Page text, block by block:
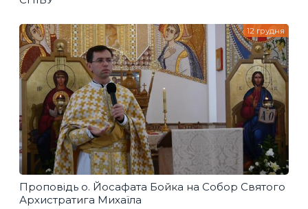
Проповідь о. Йосафата Бойка на Собор Святого
Архистратига Михаїла
12 грудня